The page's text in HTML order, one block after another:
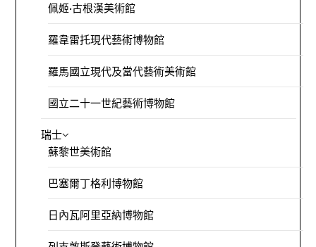
佩姬·古根漢美術館
羅韋雷托現代藝術博物館
羅馬國立現代及當代藝術美術館
國立二十一世紀藝術博物館
瑞士
蘇黎世美術館
巴塞爾丁格利博物館
日內瓦阿里亞納博物館